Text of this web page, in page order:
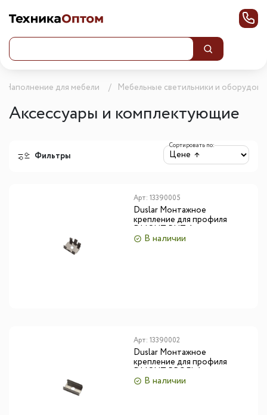
Наполнение для мебели Мебельные светильники и
Аксессуары и комплектующие
Фильтры
Сортировать по:
Арт: 13390005
Duslar Монтажное
крепление для профиля
DLIGHT RUT, 1 шт.
В наличии
Арт: 13390002
Duslar Монтажное
крепление для профиля
DLIGHT PROFI, 1 шт.
В наличии